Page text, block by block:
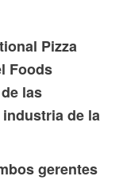
Pizza
Foods
las
de la
gerentes